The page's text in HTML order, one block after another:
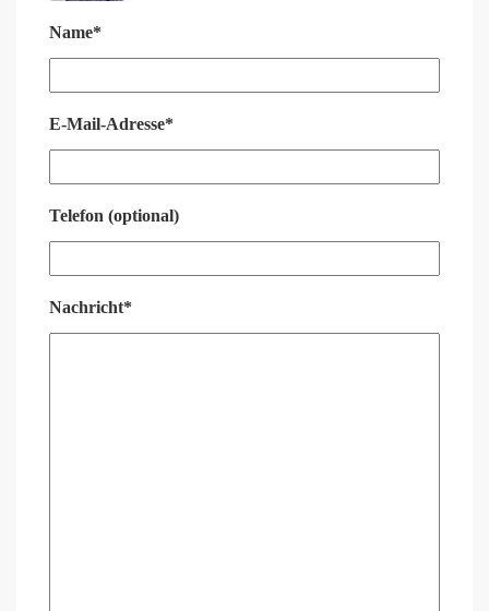
Name*
E-Mail-Adresse*
Telefon (optional)
Nachricht*